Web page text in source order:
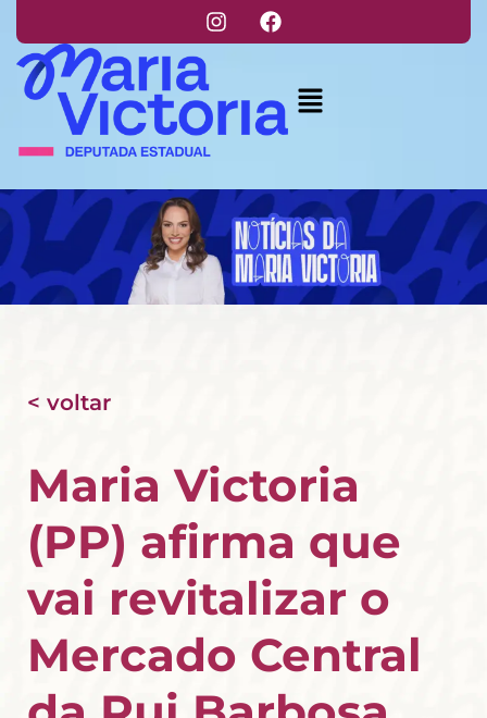
< voltar
Maria Victoria
(PP) afirma que
vai revitalizar o
Mercado Central